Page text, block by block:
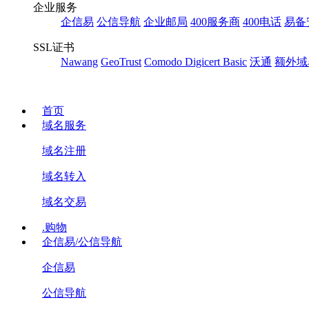
企业服务
企信易 公信导航 企业邮局 400服务商 400电话 易备
SSL证书
Nawang GeoTrust Comodo Digicert Basic 沃通 额外域
首页
域名服务
域名注册
域名转入
域名交易
.购物
企信易/公信导航
企信易
公信导航